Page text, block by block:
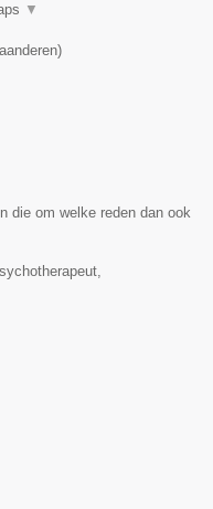
▼
)
die om welke reden dan ook